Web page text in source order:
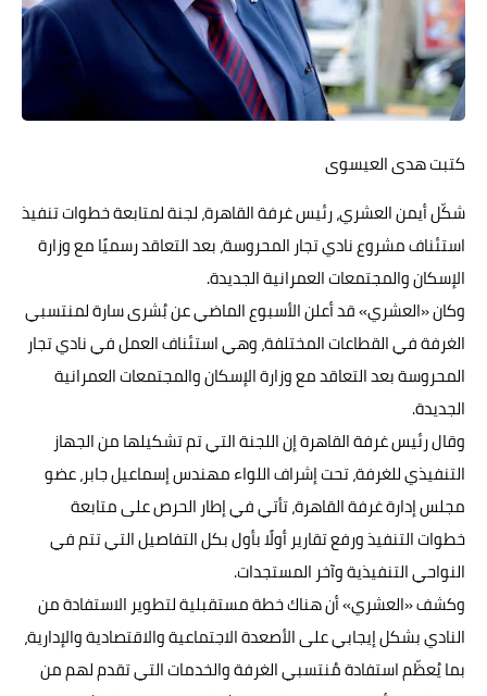
حوادث وقضايا
خدمات
الصحه والجمال
مقالات
كتبت هدى العيسوى
شكّل أيمن العشري، رئيس غرفة القاهرة، لجنة لمتابعة خطوات تنفيذ
استئناف مشروع نادي تجار المحروسة، بعد التعاقد رسميًا مع وزارة
الإسكان والمجتمعات العمرانية الجديدة.
وكان «العشري» قد أعلن الأسبوع الماضي عن بُشرى سارة لمنتسبي
الغرفة في القطاعات المختلفة، وهي استئناف العمل في نادي تجار
المحروسة بعد التعاقد مع وزارة الإسكان والمجتمعات العمرانية
الجديدة.
وقال رئيس غرفة القاهرة إن اللجنة التي تم تشكيلها من الجهاز
التنفيذي للغرفة، تحت إشراف اللواء مهندس إسماعيل جابر، عضو
مجلس إدارة غرفة القاهرة، تأتي في إطار الحرص على متابعة
خطوات التنفيذ ورفع تقارير أولًا بأول بكل التفاصيل التي تتم في
النواحي التنفيذية وآخر المستجدات.
وكشف «العشري» أن هناك خطة مستقبلية لتطوير الاستفادة من
النادي بشكل إيجابي على الأصعدة الاجتماعية والاقتصادية والإدارية،
بما يُعظّم استفادة مُنتسبي الغرفة والخدمات التي تقدم لهم من